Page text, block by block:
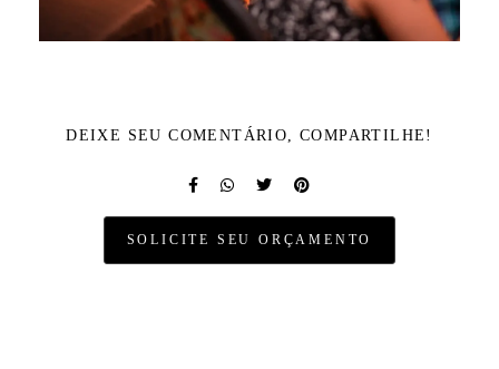
DEIXE SEU COMENTÁRIO, COMPARTILHE!
SOLICITE SEU ORÇAMENTO